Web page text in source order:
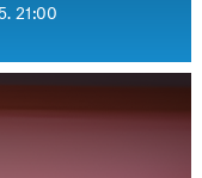
21:00